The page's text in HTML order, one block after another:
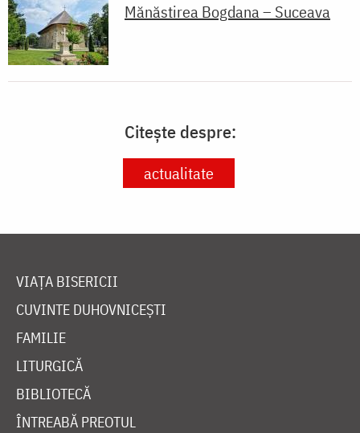
Mănăstirea Bogdana – Suceava
Citește despre:
actualitate
VIAȚA BISERICII
CUVINTE DUHOVNICEȘTI
FAMILIE
LITURGICĂ
BIBLIOTECĂ
ÎNTREABĂ PREOTUL